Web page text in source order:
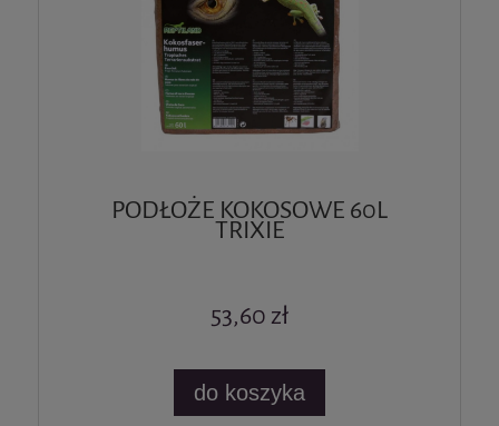
PODŁOŻE KOKOSOWE 60L
TRIXIE
53,60 zł
do koszyka